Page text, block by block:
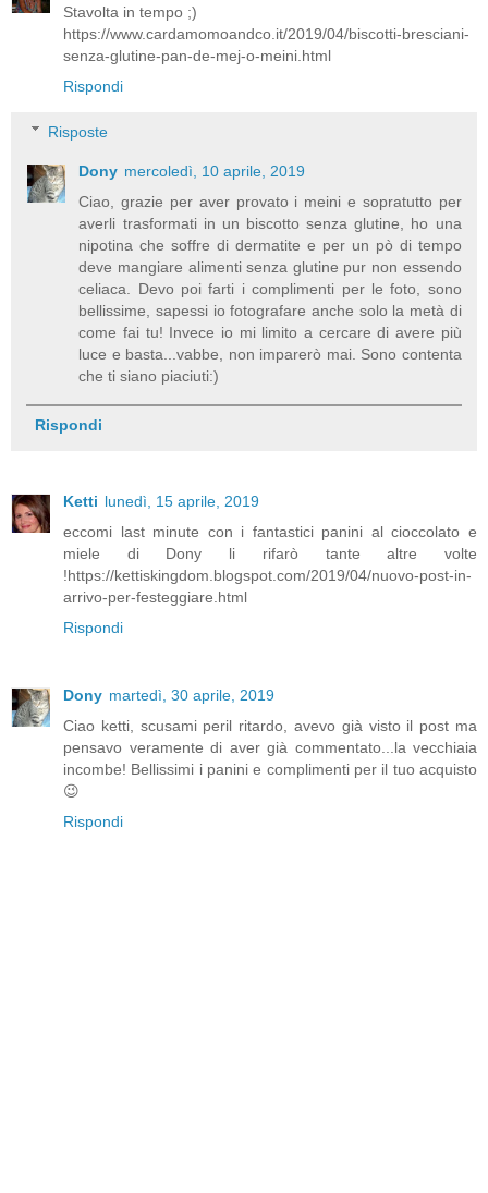
Stavolta in tempo ;)
https://www.cardamomoandco.it/2019/04/biscotti-bresciani-
senza-glutine-pan-de-mej-o-meini.html
Rispondi
Risposte
Dony mercoledì, 10 aprile, 2019
Ciao, grazie per aver provato i meini e sopratutto per
averli trasformati in un biscotto senza glutine, ho una
nipotina che soffre di dermatite e per un pò di tempo
deve mangiare alimenti senza glutine pur non essendo
celiaca. Devo poi farti i complimenti per le foto, sono
bellissime, sapessi io fotografare anche solo la metà di
come fai tu! Invece io mi limito a cercare di avere più
luce e basta...vabbe, non imparerò mai. Sono contenta
che ti siano piaciuti:)
Rispondi
Ketti lunedì, 15 aprile, 2019
eccomi last minute con i fantastici panini al cioccolato e
miele di Dony li rifarò tante altre volte
!https://kettiskingdom.blogspot.com/2019/04/nuovo-post-in-
arrivo-per-festeggiare.html
Rispondi
Dony martedì, 30 aprile, 2019
Ciao ketti, scusami peril ritardo, avevo già visto il post ma
pensavo veramente di aver già commentato...la vecchiaia
incombe! Bellissimi i panini e complimenti per il tuo acquisto
😉
Rispondi